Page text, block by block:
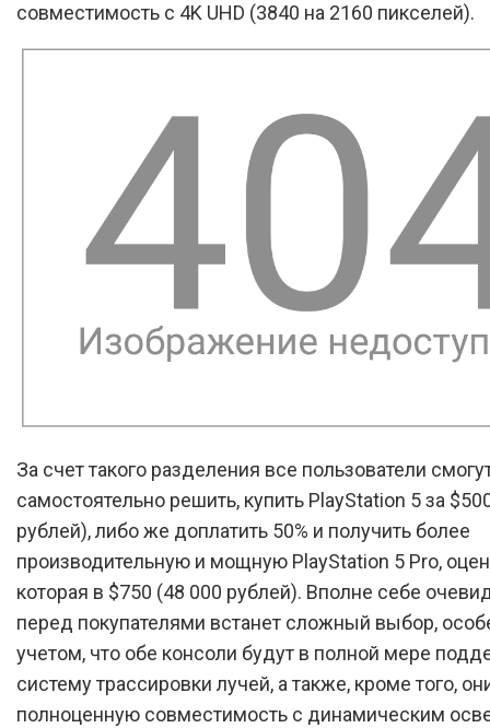
совместимость с 4K UHD (3840 на 2160 пикселей).
За счет такого разделения все пользователи
самостоятельно решить, купить PlayStation 5 за
рублей), либо же доплатить 50% и получить более
производительную и мощную PlayStation 5 Pro,
которая в $750 (48 000 рублей). Вполне себе
перед покупателями встанет сложный выбор,
учетом, что обе консоли будут в полной мере
систему трассировки лучей, а также, кроме того,
полноценную совместимость с динамическим